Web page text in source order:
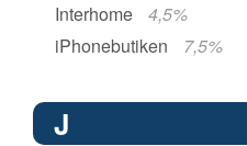
Interhome
4,5%
iPhonebutiken
7,5%
J